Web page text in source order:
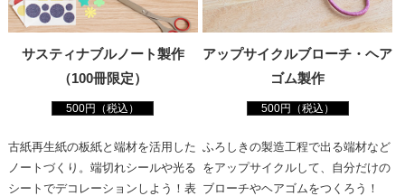
サスティナブルノート製作
（100冊限定）
500円（税込）
古紙再生紙の板紙と端材を活用した
ノートづくり。端切れシールや光る
シートでデコレーションしよう！表
アップサイクルブローチ・ヘア
ゴム製作
500円（税込）
ふろしきの製造工程で出る端材など
をアップサイクルして、自分だけの
ブローチやヘアゴムをつくろう！